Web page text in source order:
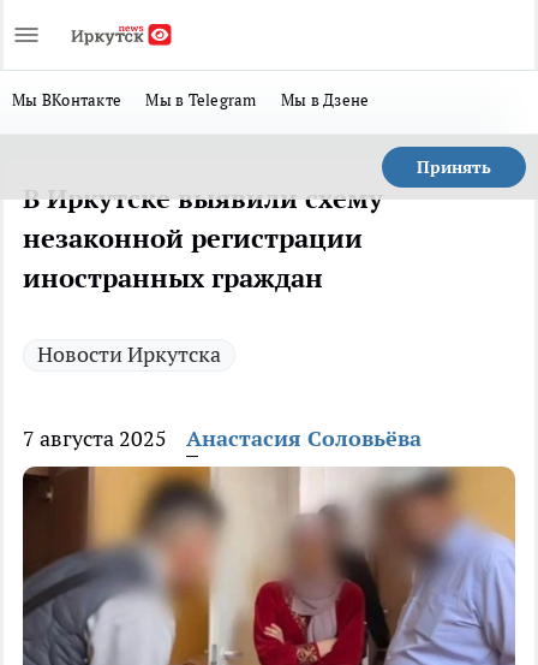
Мы ВКонтакте Мы в Telegram Мы в Дзене
Принять
В Иркутске выявили схему
незаконной регистрации
иностранных граждан
Новости Иркутска
7 августа 2025 Анастасия Соловьёва